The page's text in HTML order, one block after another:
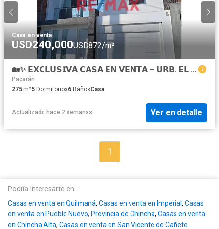
Casa·en venta
USD240,000USD872/m²
🏡✨ 𝗘𝗫𝗖𝗟𝗨𝗦𝗜𝗩𝗔 𝗖𝗔𝗦𝗔 𝗘𝗡 𝗩𝗘𝗡𝗧𝗔 – 𝗨𝗥𝗕. 𝗘𝗟 𝗖𝗔𝗥𝗠𝗘𝗟𝗢, 𝗦𝗔𝗡 𝗩𝗜𝗖𝗘𝗡𝗧𝗘 𝗗𝗘 𝗖𝗔Ñ𝗘𝗧𝗘 | 𝗙𝗥𝗘𝗡𝗧𝗘 𝗔𝗟 𝗣𝗔𝗥𝗤𝗨𝗘
Pacarán
275 m²5 Dormitorios6 BañosCasa
Actualizado hace 2 semanas Ver en detalle
1
Podría interesarte en
Casas en venta en Quilmaná, Casas en venta en Imperial , Casas
en venta en Pueblo Nuevo, Provincia de Chincha, Casas en venta
en Chincha Alta, Casas en venta en San Vicente de Cañete